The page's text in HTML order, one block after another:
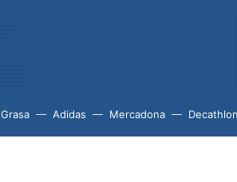
Grasa Adidas Mercadona Decathlon